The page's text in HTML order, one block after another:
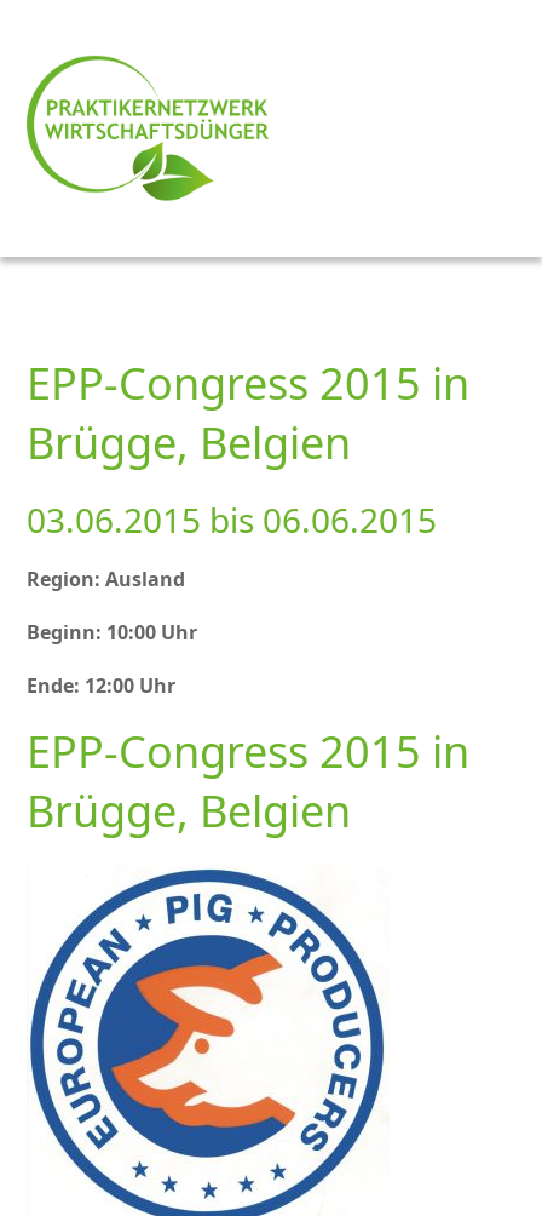
EPP-Congress 2015 in
Brügge, Belgien
03.06.2015 bis 06.06.2015
Region: Ausland
Beginn: 10:00 Uhr
Ende: 12:00 Uhr
EPP-Congress 2015 in
Brügge, Belgien